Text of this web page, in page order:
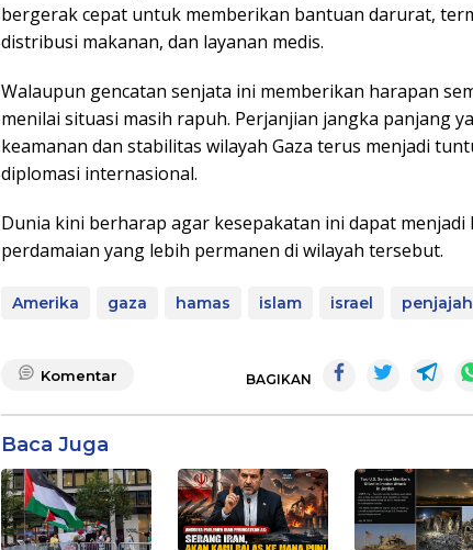
bergerak cepat untuk memberikan bantuan darurat,
distribusi makanan, dan layanan medis.
Walaupun gencatan senjata ini memberikan harapan
menilai situasi masih rapuh. Perjanjian jangka panjang
keamanan dan stabilitas wilayah Gaza terus menjadi
diplomasi internasional.
Dunia kini berharap agar kesepakatan ini dapat menjadi
perdamaian yang lebih permanen di wilayah tersebut.
Amerika gaza hamas islam israel penjajah
Komentar BAGIKAN
Baca Juga